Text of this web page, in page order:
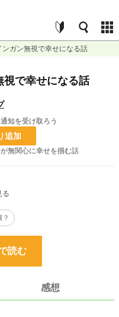
ンガン無視で幸せになる話
視で幸せになる話
知を受け取ろう
追加
無関心に幸せを掴む話
読む
感想